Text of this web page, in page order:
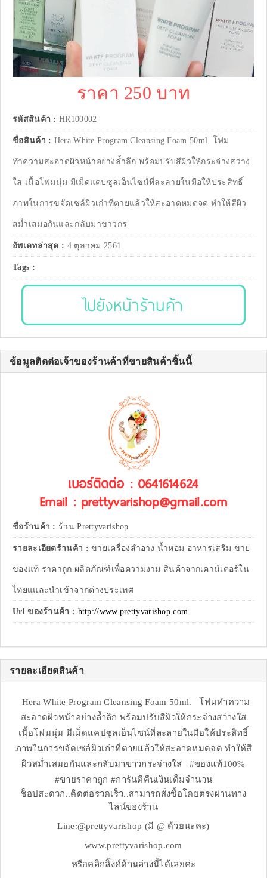
ราคา 250 บาท
รหัสสินค้า : HR100002
ชื่อสินค้า : Hera White Program Cleansing Foam 50ml. โฟม
ทำความสะอาดผิวหน้าอย่างล้ำลึก พร้อมปรับสีผิวให้กระจ่างสว่าง
ใส เนื้อโฟมนุ่ม มีเม็ดแคปซูลเอ็นไซน์ที่ละลายในมือให้ประสิทธิ์
ภาพในการขจัดเซล์ผิวเก่าที่ตายแล้วให้สะอาดหมดจด ทำให้สีผิว
สม่ำเสมอกันและกลับมาขาวกร
อัพเดทล่าสุด : 4 ตุลาคม 2561
Tags :
ไปยังหน้าร้านค้า
ข้อมูลติดต่อเจ้าของร้านค้าที่ขายสินค้าชิ้นนี้
เบอร์ติดต่อ : 0641614624
Email : prettyvarishop@gmail.com
ชื่อร้านค้า : ร้าน Prettyvarishop
รายละเอียดร้านค้า :ขายเครื่องสำอาง น้ำหอม อาหารเสริม ขาย
ของแท้ ราคาถูก ผลิตภัณฑ์เพื่อความงาม สินค้าจากเคาน์เตอร์ใน
ไทยแและนำเข้าจากต่างประเทศ
Url ของร้านค้า : http://www.prettyvarishop.com
รายละเอียดสินค้า
Hera White Program Cleansing Foam 50ml. โฟมทำความ
สะอาดผิวหน้าอย่างล้ำลึก พร้อมปรับสีผิวให้กระจ่างสว่างใส
เนื้อโฟมนุ่ม มีเม็ดแคปซูลเอ็นไซน์ที่ละลายในมือให้ประสิทธิ์
ภาพในการขจัดเซล์ผิวเก่าที่ตายแล้วให้สะอาดหมดจด ทำให้สี
ผิวสม่ำเสมอกันและกลับมาขาวกระจ่างใส #ของแท้100%
#ขายราคาถูก #การันตีคืนเงินเต็มจำนวน
ช็อปสะดวก..ติดต่อรวดเร็ว..สามารถสั่งซื้อโดยตรงผ่านทาง
ไลน์ของร้าน
Line:@prettyvarishop (มี @ ด้วยนะคะ)
www.prettyvarishop.com
หรือคลิกลิ้งค์ด้านล่างนี้ได้เลยค่ะ